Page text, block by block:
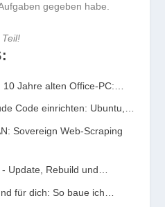
gegeben habe.
Jahre alten Office-PC:…
Code einrichten: Ubuntu,…
Sovereign Web-Scraping
Update, Rebuild und…
für dich: So baue ich…